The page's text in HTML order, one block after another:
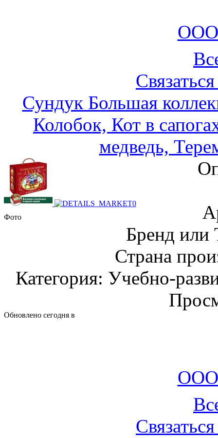
ООО
Сундук Большая
Колобок, Кот в
медведь,
Фото
Бренд или
Страна
Категория: Учебно-
Обновлено сегодня в
ООО